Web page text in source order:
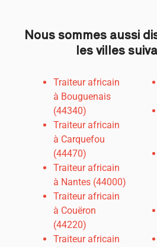
Nous sommes aussi
les villes
Traiteur africain
à Bouguenais
(44340)
Traiteur africain
à Carquefou
(44470)
Traiteur africain
à Nantes (44000)
Traiteur africain
à Couëron
(44220)
Traiteur africain